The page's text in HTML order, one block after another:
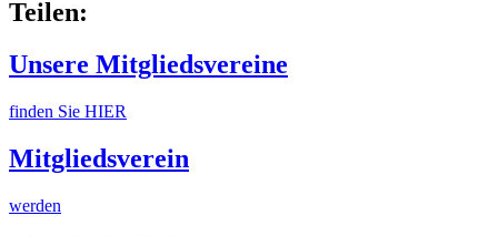
Teilen:
Unsere Mitgliedsvereine
finden Sie HIER
Mitgliedsverein
werden